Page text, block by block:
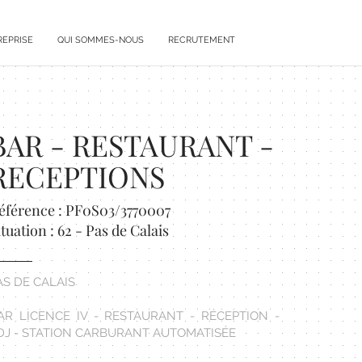
QUI SOMMES-NOUS RECRUTEMENT
- RESTAURANT -
: PF0S03/3770007
: 62 - Pas de Calais
DE CALAIS
LICENCE IV - RESTAURANT - RÉCEPTION -
- STATION CARBURANT AUTOMATISÉE